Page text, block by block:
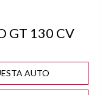
GT 130 CV
AUTO